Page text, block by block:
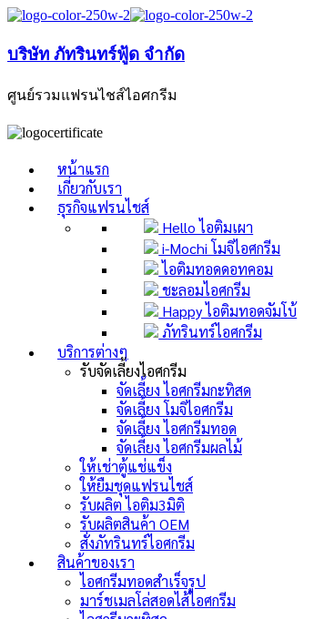
บริษัท ภัทรินทร์ฟู้ด จำกัด
ศูนย์รวมแฟรนไชส์ไอศกรีม
หน้าแรก
เกี่ยวกับเรา
ธุรกิจแฟรนไชส์
Hello ไอติมเผา
i-Mochi โมจิไอศกรีม
ไอติมทอดดอทคอม
ชะลอมไอศกรีม
Happy ไอติมทอดจัมโบ้
ภัทรินทร์ไอศกรีม
บริการต่างๆ
รับจัดเลี้ยงไอศกรีม
จัดเลี้ยง ไอศกรีมกะทิสด
จัดเลี้ยง โมจิไอศกรีม
จัดเลี้ยง ไอศกรีมทอด
จัดเลี้ยง ไอศกรีมผลไม้
ให้เช่าตู้แช่แข็ง
ให้ยืมชุดแฟรนไชส์
รับผลิต ไอติม3มิติ
รับผลิตสินค้า OEM
สั่งภัทรินทร์ไอศกรีม
สินค้าของเรา
ไอศกรีมทอดสำเร็จรูป
มาร์ชเมลโล่สอดไส้ไอศกรีม